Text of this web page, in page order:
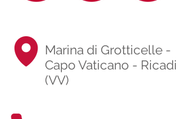
Marina di Grotticelle -
Capo Vaticano - Ricadi
(VV)